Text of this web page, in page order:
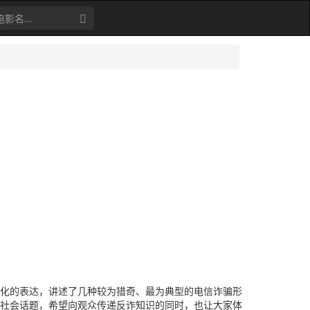
表达，讲述了几种较为猎奇、最为典型的电信诈骗形
会话题，希望向观众传递反诈知识的同时，也让大家体